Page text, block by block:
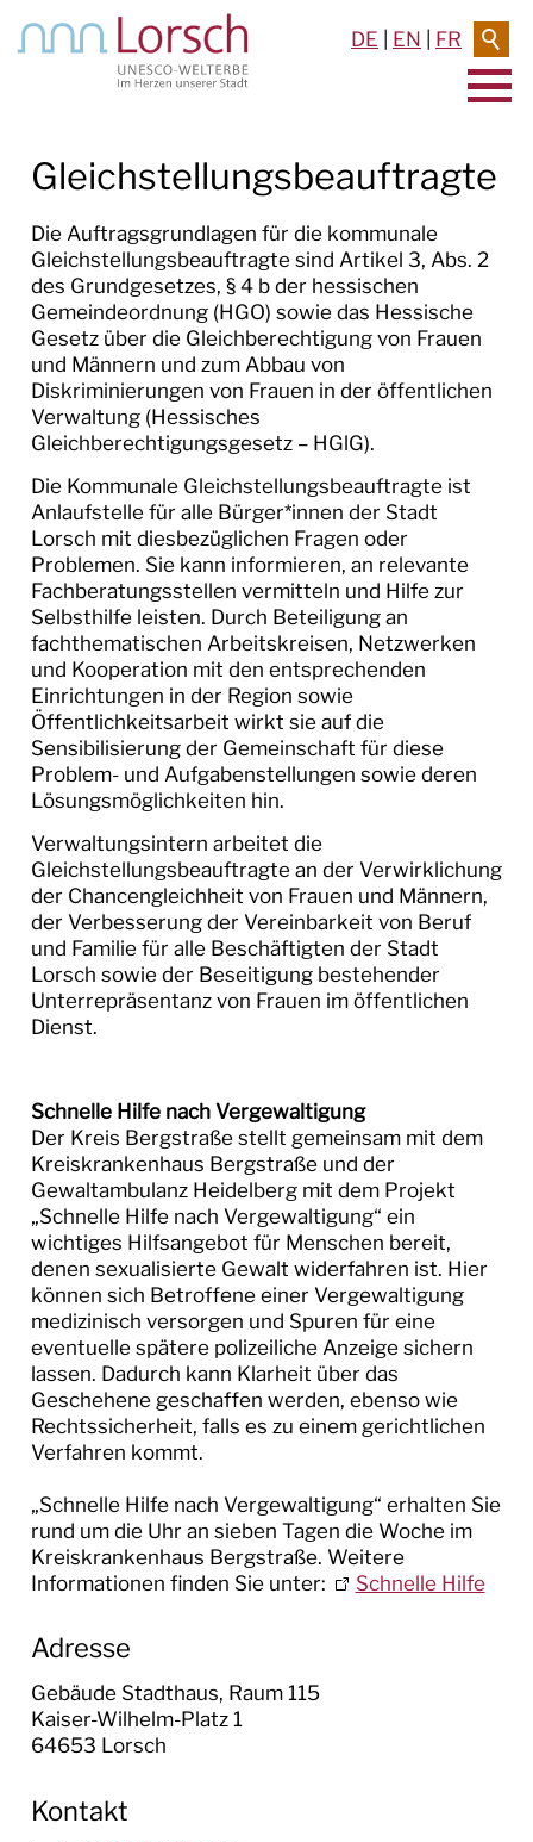
DE EN FR
BAUEN & UMWELT
LEBEN IN LORSCH
KULTUR
TOURISMUS
Gleichstellungsbeauftragte
Die Auftragsgrundlagen für die kommunale
Gleichstellungsbeauftragte sind Artikel 3, Abs. 2
des Grundgesetzes, § 4 b der hessischen
Gemeindeordnung (HGO) sowie das Hessische
Gesetz über die Gleichberechtigung von Frauen
und Männern und zum Abbau von
Diskriminierungen von Frauen in der öffentlichen
Verwaltung (Hessisches
Gleichberechtigungsgesetz – HGlG).
Die Kommunale Gleichstellungsbeauftragte ist
Anlaufstelle für alle Bürger*innen der Stadt
Lorsch mit diesbezüglichen Fragen oder
Problemen. Sie kann informieren, an relevante
Fachberatungsstellen vermitteln und Hilfe zur
Selbsthilfe leisten. Durch Beteiligung an
fachthematischen Arbeitskreisen, Netzwerken
und Kooperation mit den entsprechenden
Einrichtungen in der Region sowie
Öffentlichkeitsarbeit wirkt sie auf die
Sensibilisierung der Gemeinschaft für diese
Problem- und Aufgabenstellungen sowie deren
Lösungsmöglichkeiten hin.
Verwaltungsintern arbeitet die
Gleichstellungsbeauftragte an der Verwirklichung
der Chancengleichheit von Frauen und Männern,
der Verbesserung der Vereinbarkeit von Beruf
und Familie für alle Beschäftigten der Stadt
Lorsch sowie der Beseitigung bestehender
Unterrepräsentanz von Frauen im öffentlichen
Dienst.
Schnelle Hilfe nach Vergewaltigung
Der Kreis Bergstraße stellt gemeinsam mit dem
Kreiskrankenhaus Bergstraße und der
Gewaltambulanz Heidelberg mit dem Projekt
„Schnelle Hilfe nach Vergewaltigung“ ein
wichtiges Hilfsangebot für Menschen bereit,
denen sexualisierte Gewalt widerfahren ist. Hier
können sich Betroffene einer Vergewaltigung
medizinisch versorgen und Spuren für eine
eventuelle spätere polizeiliche Anzeige sichern
lassen. Dadurch kann Klarheit über das
Geschehene geschaffen werden, ebenso wie
Rechtssicherheit, falls es zu einem gerichtlichen
Verfahren kommt.
„Schnelle Hilfe nach Vergewaltigung“ erhalten Sie
rund um die Uhr an sieben Tagen die Woche im
Kreiskrankenhaus Bergstraße. Weitere
Informationen finden Sie unter:
Schnelle Hilfe
Adresse
Gebäude Stadthaus, Raum 115
Kaiser-Wilhelm-Platz 1
64653 Lorsch
Kontakt